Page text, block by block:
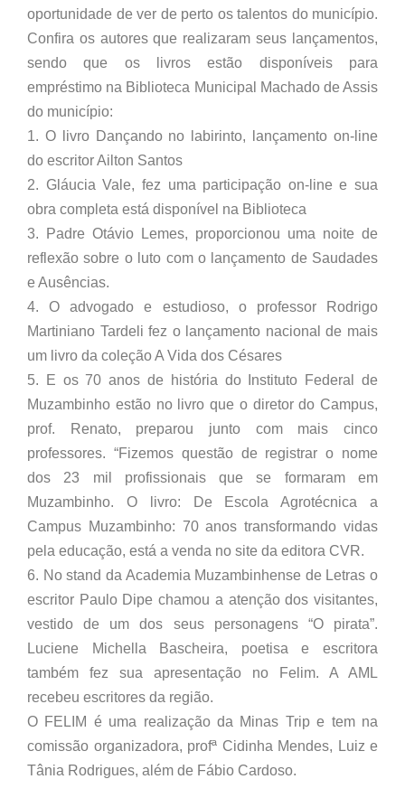
oportunidade de ver de perto os talentos do município.
Confira os autores que realizaram seus lançamentos,
sendo que os livros estão disponíveis para
empréstimo na Biblioteca Municipal Machado de Assis
do município:
1. O livro Dançando no labirinto, lançamento on-line
do escritor Ailton Santos
2. Gláucia Vale, fez uma participação on-line e sua
obra completa está disponível na Biblioteca
3. Padre Otávio Lemes, proporcionou uma noite de
reflexão sobre o luto com o lançamento de Saudades
e Ausências.
4. O advogado e estudioso, o professor Rodrigo
Martiniano Tardeli fez o lançamento nacional de mais
um livro da coleção A Vida dos Césares
5. E os 70 anos de história do Instituto Federal de
Muzambinho estão no livro que o diretor do Campus,
prof. Renato, preparou junto com mais cinco
professores. “Fizemos questão de registrar o nome
dos 23 mil profissionais que se formaram em
Muzambinho. O livro: De Escola Agrotécnica a
Campus Muzambinho: 70 anos transformando vidas
pela educação, está a venda no site da editora CVR.
6. No stand da Academia Muzambinhense de Letras o
escritor Paulo Dipe chamou a atenção dos visitantes,
vestido de um dos seus personagens “O pirata”.
Luciene Michella Bascheira, poetisa e escritora
também fez sua apresentação no Felim. A AML
recebeu escritores da região.
O FELIM é uma realização da Minas Trip e tem na
comissão organizadora, profª Cidinha Mendes, Luiz e
Tânia Rodrigues, além de Fábio Cardoso.